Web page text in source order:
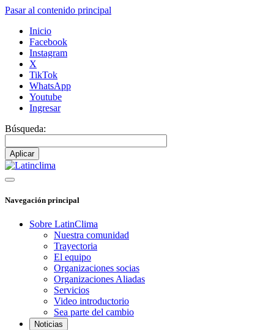
Pasar al contenido principal
Inicio
Facebook
Instagram
X
TikTok
WhatsApp
Youtube
Ingresar
Búsqueda:
Navegación principal
Sobre LatinClima
Nuestra comunidad
Trayectoria
El equipo
Organizaciones socias
Organizaciones Aliadas
Servicios
Video introductorio
Sea parte del cambio
Noticias